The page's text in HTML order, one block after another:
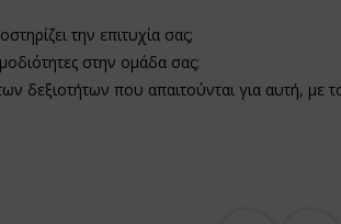
την επιτυχία σας;
στην ομάδα σας;
δεξιοτήτων που απαιτούνται για αυτή, με